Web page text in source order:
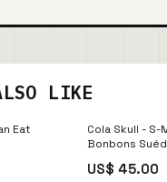
LIKE
Eat
Cola Skull - S-
Bonbons
US$ 45.00